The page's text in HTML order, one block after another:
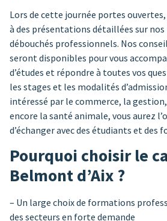
Lors de cette journée portes
à des présentations détaillées sur
débouchés professionnels. Nos
seront disponibles pour vous
d’études et répondre à toutes vos
les stages et les modalités
intéressé par le commerce, la
encore la santé animale, vous aurez
d’échanger avec des étudiants et des
Pourquoi choisir le
Belmont d’Aix ?
– Un large choix de formations
des secteurs en forte demande